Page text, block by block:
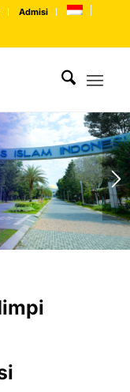
Admisi
1 2 3 4